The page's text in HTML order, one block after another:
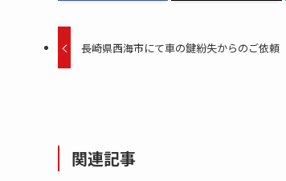
長崎県西海市にて車の鍵紛失からのご依頼
関連記事